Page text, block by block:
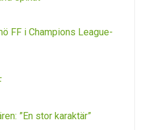
FF i Champions League-
”En stor karaktär”